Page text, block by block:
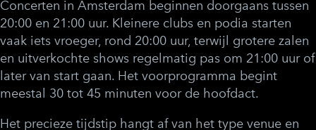
Concerten in Amsterdam beginnen doorgaans tussen
20:00 en 21:00 uur. Kleinere clubs en podia starten
vaak iets vroeger, rond 20:00 uur, terwijl grotere zalen
en uitverkochte shows regelmatig pas om 21:00 uur of
later van start gaan. Het voorprogramma begint
meestal 30 tot 45 minuten voor de hoofdact.
Het precieze tijdstip hangt af van het type venue en